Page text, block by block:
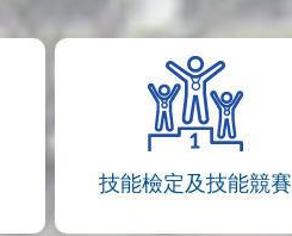
技能檢定及技能競賽